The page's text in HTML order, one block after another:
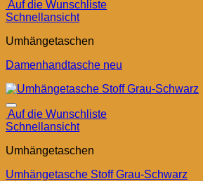
Auf die Wunschliste
Schnellansicht
Umhängetaschen
Damenhandtasche neu
Auf die Wunschliste
Schnellansicht
Umhängetaschen
Umhängetasche Stoff Grau-Schwarz